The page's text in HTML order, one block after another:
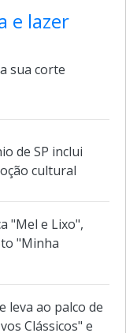
e lazer
cultural
"Mel e Lixo",
"Minha